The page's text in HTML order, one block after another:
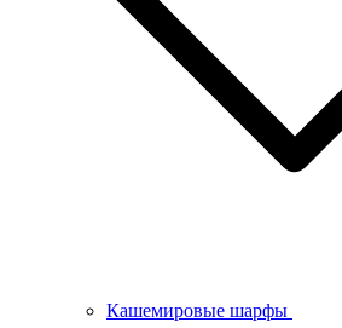
Кашемировые шарфы